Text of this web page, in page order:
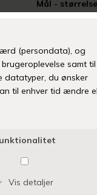
Mål -
Mangler